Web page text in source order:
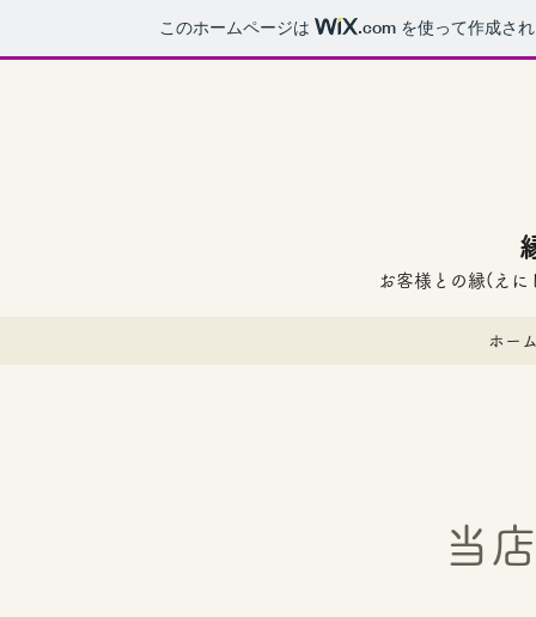
このホームページは .com を使って作成さ
お客様との縁(えに
ホー
当